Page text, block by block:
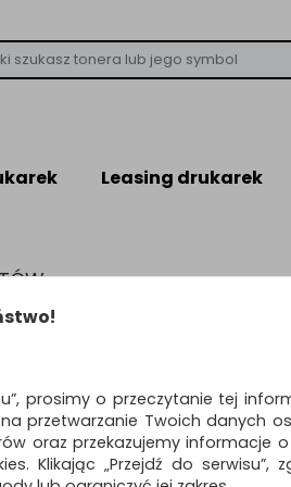
Leasing drukarek
kryteriów
zaznaczając inne filtry i wyszukaj
zostały poprawnie napisane.
prosimy o przeczytanie tej
przetwarzanie Twoich danych
oraz przekazujemy informacje
Klikając „Przejdź do serwisu”,